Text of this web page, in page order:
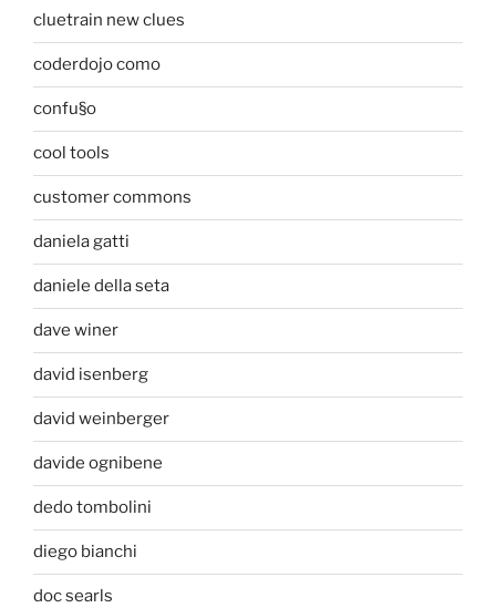
cluetrain new clues
coderdojo como
confu§o
cool tools
customer commons
daniela gatti
daniele della seta
dave winer
david isenberg
david weinberger
davide ognibene
dedo tombolini
diego bianchi
doc searls